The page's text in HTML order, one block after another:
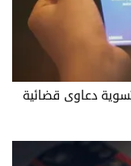
دعاوى قضائية